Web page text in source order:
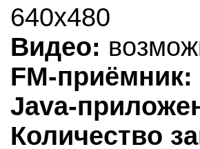
640х480
Видео:
FM-приёмник:
Java-
Количество